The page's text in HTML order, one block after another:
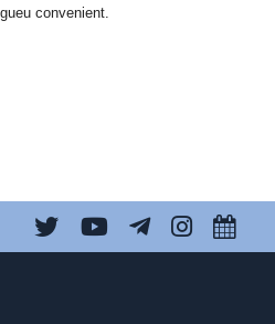
convenient.